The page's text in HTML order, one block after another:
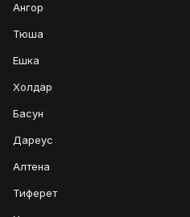
Ангор
Тюша
Ешка
Холдар
Басун
Дареус
Алтена
Тиферет